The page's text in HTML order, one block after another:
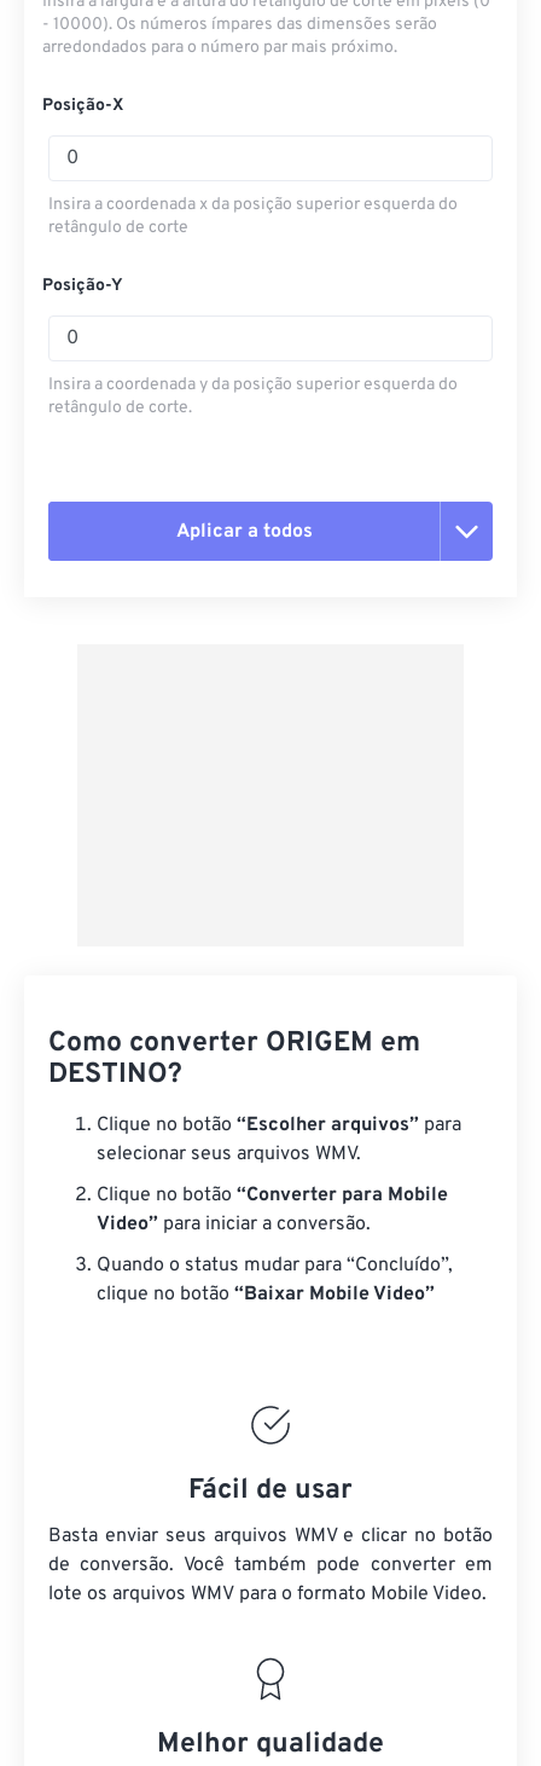
- 10000). Os números ímpares das dimensões serão
arredondados para o número par mais próximo.
Posição-X
Insira a coordenada x da posição superior esquerda do
retângulo de corte
Posição-Y
Insira a coordenada y da posição superior esquerda do
retângulo de corte.
Aplicar a todos
Como converter ORIGEM em
DESTINO?
Clique no botão “Escolher arquivos” para
selecionar seus arquivos WMV.
Clique no botão “Converter para Mobile
Video” para iniciar a conversão.
Quando o status mudar para “Concluído”,
clique no botão “Baixar Mobile Video”
Fácil de usar
Basta enviar seus arquivos WMV e clicar no botão
de conversão. Você também pode converter em
lote os arquivos WMV para o formato Mobile Video.
Melhor qualidade